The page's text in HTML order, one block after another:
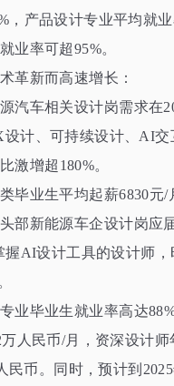
，产品设计专业平均就
业率可超95%。
革新而高速增长：
汽车相关设计岗需求在
设计、可持续设计、 AI交
激增超 180%。
毕业生平均起薪6830元/
部新能源车企设计岗应
握AI设计工具的设计师，
。
业毕业生就业率高达
万人民币/月，资深设计师
民币。同时，预计到 2025